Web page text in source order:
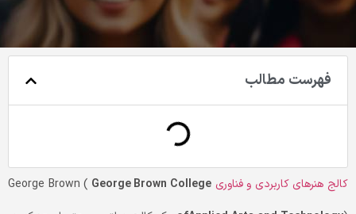
فهرست مطالب
کالج هنرهای کاربردی و فناوری George Brown College